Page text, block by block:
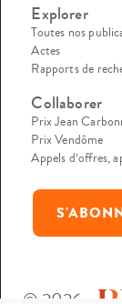
Explorer
Toutes nos
Actes
Rapports de
Collaborer
Prix Jean
Prix Vendôme
Appels d’offres,